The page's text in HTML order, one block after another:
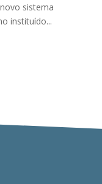
sistema
instituído...